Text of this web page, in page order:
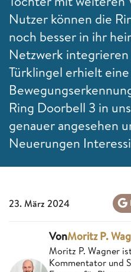
Nutzer können die
noch besser in ihr
Netzwerk
Türklingel erhielt
Ring Doorbell 3 in
genauer angesehen
Neuerungen
23. März 2024
VonMoritz P.
Moritz P. Wagner
Kommentator und